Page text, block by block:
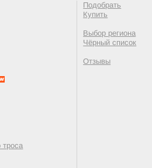
троса
Подобрать
Купить
Выбор региона
Чёрный список
Отзывы